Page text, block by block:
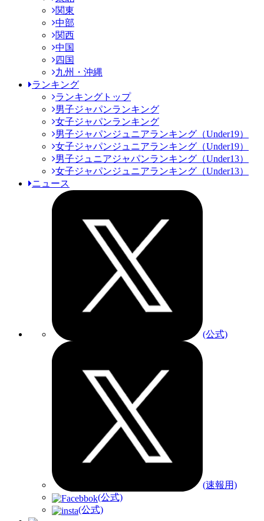
関東
中部
関西
中国
四国
九州・沖縄
ランキング
ランキングトップ
男子ジャパンランキング
女子ジャパンランキング
男子ジャパンジュニアランキング（Under19）
女子ジャパンジュニアランキング（Under19）
男子ジュニアジャパンランキング（Under13）
女子ジャパンジュニアランキング（Under13）
ニュース
(公式)
(速報用)
(公式)
(公式)